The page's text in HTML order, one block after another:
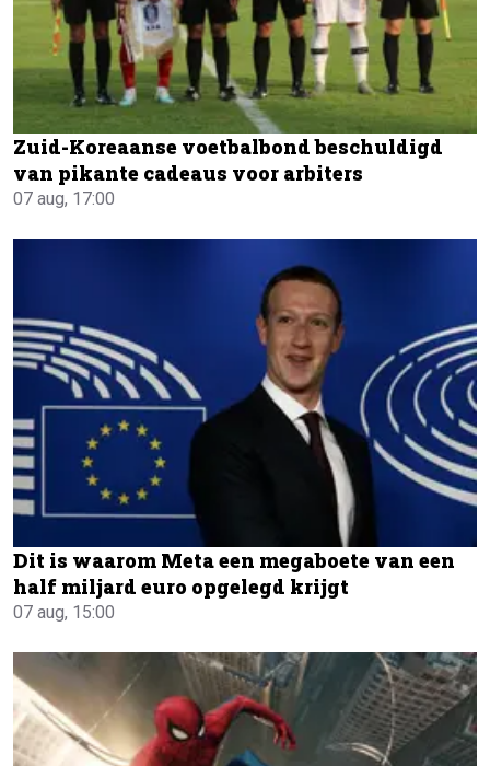
Zuid-Koreaanse voetbalbond beschuldigd
van pikante cadeaus voor arbiters
07 aug, 17:00
Dit is waarom Meta een megaboete van een
half miljard euro opgelegd krijgt
07 aug, 15:00